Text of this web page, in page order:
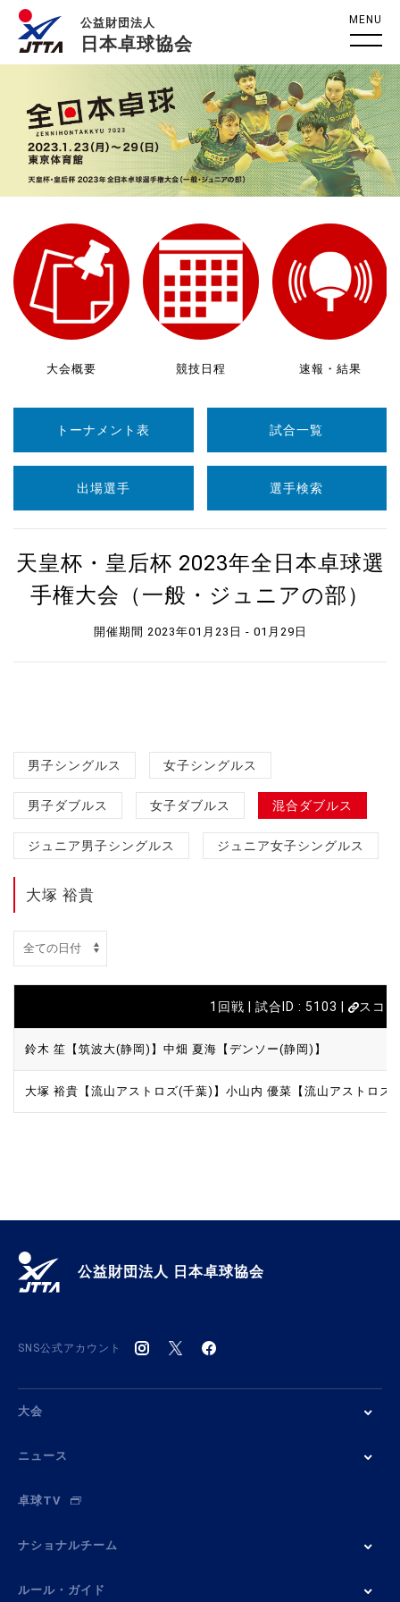
公益財団法人
日本卓球協会
MENU
大会概要 競技日程 速報・結果
トーナメント表 試合一覧
出場選手 選手検索
天皇杯・皇后杯 2023年全日本卓球選
手権大会（一般・ジュニアの部）
開催期間 2023年01月23日 - 01月29日
男子シングルス 女子シングルス
男子ダブルス 女子ダブルス 混合ダブルス
ジュニア男子シングルス ジュニア女子シングルス
大塚 裕貴
1回戦 | 試合ID : 5103 | スコ
鈴木 笙【筑波大(静岡)】 中畑 夏海【デンソー(静岡)】
大塚 裕貴【流山アストロズ(千葉)】 小山内 優菜【流山アストロズ
公益財団法人 日本卓球協会
SNS公式アカウント
大会
ニュース
卓球TV
ナショナルチーム
ルール・ガイド